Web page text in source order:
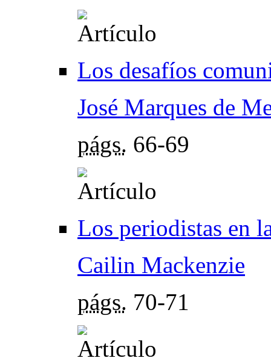
Los desafíos
José Marques de
págs. 66-69
Los periodistas en
Cailin Mackenzie
págs. 70-71